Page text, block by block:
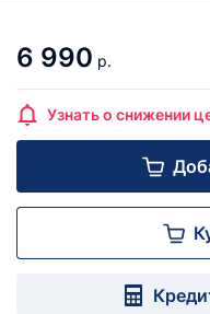
6 990 р.
Узнать о снижении